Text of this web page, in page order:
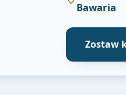
Bawaria
Zostaw